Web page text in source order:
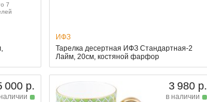
7
ИФЗ
Тарелка десертная ИФЗ Стандартная-2
Лайм, 20см, костяной фарфор
000 р. 3 980 р.
в наличии